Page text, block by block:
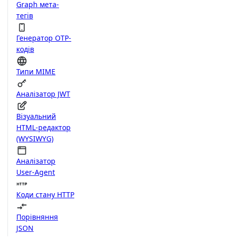
Graph мета-
тегів
Генератор OTP-
кодів
Типи MIME
Аналізатор JWT
Візуальний
HTML-редактор
(WYSIWYG)
Аналізатор
User-Agent
Коди стану HTTP
Порівняння
JSON